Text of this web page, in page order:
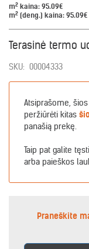
m2 kaina: 95.09€
m2 (deng.) kaina: 95.09€
Terasinė termo
SKU: 00004333
Atsiprašome,
peržiūrėti kitas
panašią prekę.
Taip pat galite
arba paieškos
Praneškite